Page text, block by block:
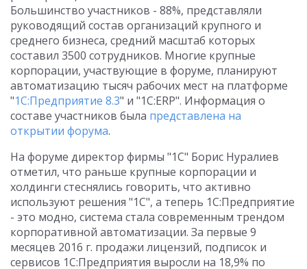
Большинство участников - 88%, представляли
руководящий состав организаций крупного и
среднего бизнеса, средний масштаб которых
составил 3500 сотрудников. Многие крупные
корпорации, участвующие в форуме, планируют
автоматизацию тысяч рабочих мест на платформе
"1С:Предприятие 8.3" и "1С:ERP". Информация о
составе участников была представлена на
открытии форума.
На форуме директор фирмы "1С" Борис Нуралиев
отметил, что раньше крупные корпорации и
холдинги стеснялись говорить, что активно
используют решения "1С", а теперь 1С:Предприятие
- это модно, система стала современным трендом
корпоративной автоматизации. За первые 9
месяцев 2016 г. продажи лицензий, подписок и
сервисов 1С:Предприятия выросли на 18,9% по